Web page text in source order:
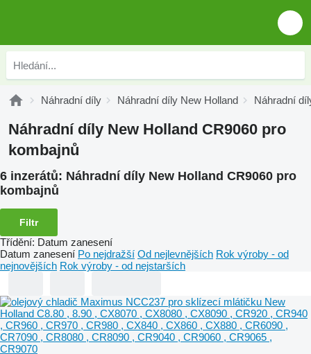
Náhradní díly Náhradní díly New Holland Náhradní
Náhradní díly New Holland CR9060 pro
kombajnů
6 inzerátů: Náhradní díly New Holland CR9060 pro
kombajnů
Filtr
Třídění: Datum zanesení
Datum zanesení Po nejdražší Od nejlevnějších Rok výroby - od
nejnovějších Rok výroby - od nejstarších